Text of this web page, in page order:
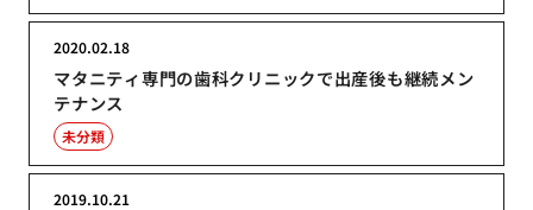
マタニティ専門の歯科クリニックで出産後も継続メン
テナンス
2020.02.18
未分類
2019.10.21